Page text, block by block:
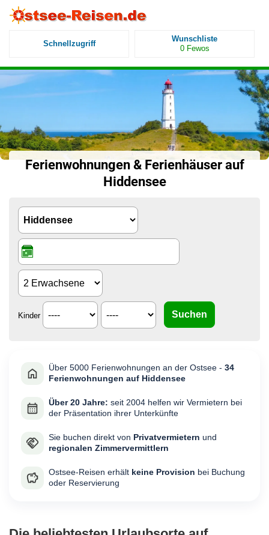
Schnellzugriff
Wunschliste
0 Fewos
Ferienwohnungen & Ferienhäuser auf
Hiddensee
Kinder
Über 5000 Ferienwohnungen an der Ostsee - 34
Ferienwohnungen auf Hiddensee
Über 20 Jahre: seit 2004 helfen wir Vermietern bei
der Präsentation ihrer Unterkünfte
Sie buchen direkt von Privatvermietern und
regionalen Zimmervermittlern
Ostsee-Reisen erhält keine Provision bei Buchung
oder Reservierung